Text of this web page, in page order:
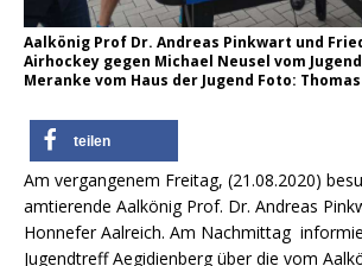
Aalkönig Prof Dr. Andreas Pinkwart und
Airhockey gegen Michael Neusel vom
Meranke vom Haus der Jugend Foto:
teilen
Am vergangenem Freitag, (21.08.2020)
amtierende Aalkönig Prof. Dr. Andreas
Honnefer Aalreich. Am Nachmittag
Jugendtreff Aegidienberg über die vom